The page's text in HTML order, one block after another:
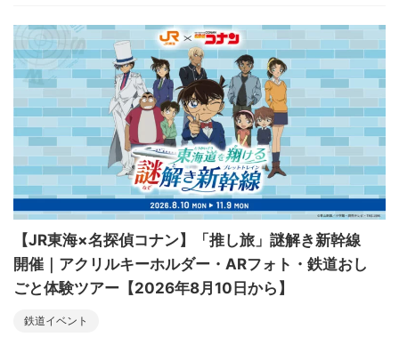
【JR東海×名探偵コナン】「推し旅」謎解き新幹線
開催｜アクリルキーホルダー・ARフォト・鉄道おし
ごと体験ツアー【2026年8月10日から】
鉄道イベント